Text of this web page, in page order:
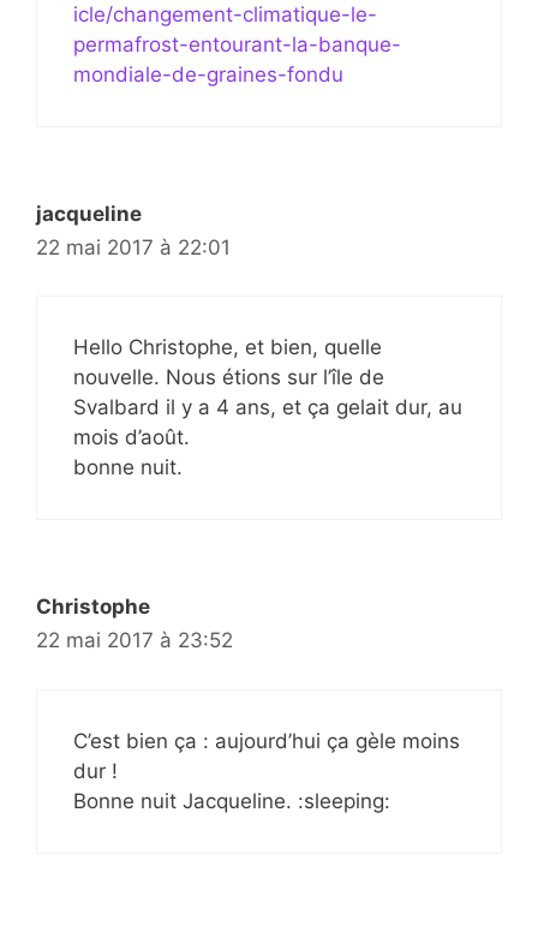
icle/changement-climatique-le-
permafrost-entourant-la-banque-
mondiale-de-graines-fondu
jacqueline
22 mai 2017 à 22:01
Hello Christophe, et bien, quelle
nouvelle. Nous étions sur l’île de
Svalbard il y a 4 ans, et ça gelait dur, au
mois d’août.
bonne nuit.
Christophe
22 mai 2017 à 23:52
C’est bien ça : aujourd’hui ça gèle moins
dur !
Bonne nuit Jacqueline. :sleeping: